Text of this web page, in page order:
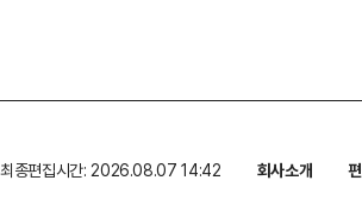
최종편집시간: 2026.08.07 14:42 회사소개